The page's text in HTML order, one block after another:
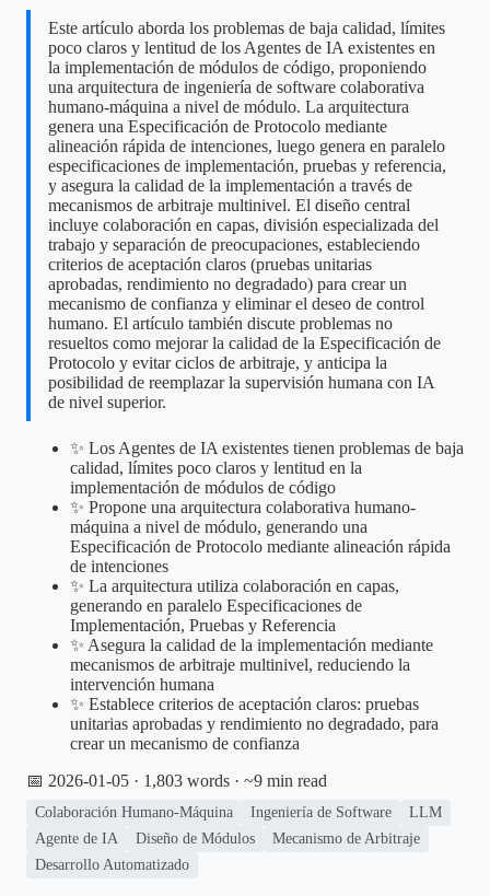
Este artículo aborda los problemas de baja calidad, límites
poco claros y lentitud de los Agentes de IA existentes en
la implementación de módulos de código, proponiendo
una arquitectura de ingeniería de software colaborativa
humano-máquina a nivel de módulo. La arquitectura
genera una Especificación de Protocolo mediante
alineación rápida de intenciones, luego genera en paralelo
especificaciones de implementación, pruebas y referencia,
y asegura la calidad de la implementación a través de
mecanismos de arbitraje multinivel. El diseño central
incluye colaboración en capas, división especializada del
trabajo y separación de preocupaciones, estableciendo
criterios de aceptación claros (pruebas unitarias
aprobadas, rendimiento no degradado) para crear un
mecanismo de confianza y eliminar el deseo de control
humano. El artículo también discute problemas no
resueltos como mejorar la calidad de la Especificación de
Protocolo y evitar ciclos de arbitraje, y anticipa la
posibilidad de reemplazar la supervisión humana con IA
de nivel superior.
✨ Los Agentes de IA existentes tienen problemas de baja
calidad, límites poco claros y lentitud en la
implementación de módulos de código
✨ Propone una arquitectura colaborativa humano-
máquina a nivel de módulo, generando una
Especificación de Protocolo mediante alineación rápida
de intenciones
✨ La arquitectura utiliza colaboración en capas,
generando en paralelo Especificaciones de
Implementación, Pruebas y Referencia
✨ Asegura la calidad de la implementación mediante
mecanismos de arbitraje multinivel, reduciendo la
intervención humana
✨ Establece criterios de aceptación claros: pruebas
unitarias aprobadas y rendimiento no degradado, para
crear un mecanismo de confianza
📅 2026-01-05 · 1,803 words · ~9 min read
Colaboración Humano-Máquina Ingeniería de Software
LLM
Agente de IA
Diseño de Módulos
Mecanismo de Arbitraje
Desarrollo Automatizado